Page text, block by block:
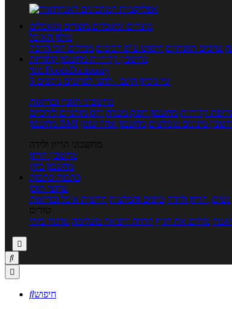
מוצרים ומאכלים מוצרים ומאכלים
מילון האוכל
ערכים תזונתיים חיפוש ע"פ רכיבים מכילים הכי הרבה
מחשבון קלוריות מחשבון קלוריות
מנוי FoodsDictionary
5 ימי ניסיון חינם - לחצו לפרטים נוספים
מחשבוני תזונה ובריאות
קלוריות מחשבון דופק מטרה יחס מותניים לירכיים
מחשבון BMI
מינונים מומלצים מחשבון אחוז שומן
מחשבוני הריון ולידה
מחשבון הריון
מחשבון ביוץ
כתבות כתבות
ערוצי תוכן
נשים, הריון ולידה טיפים והמלצות חדשות אוכל ובריאות
טורים
מזיזים את הגוף הרזיה ורפואה משלימה גורמה ביתי



חיפוש